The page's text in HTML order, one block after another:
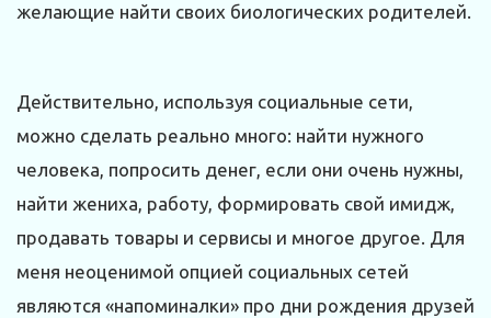
желающие найти своих биологических родителей.
Действительно, используя социальные сети,
можно сделать реально много: найти нужного
человека, попросить денег, если они очень нужны,
найти жениха, работу, формировать свой имидж,
продавать товары и сервисы и многое другое. Для
меня неоценимой опцией социальных сетей
являются «напоминалки» про дни рождения друзей